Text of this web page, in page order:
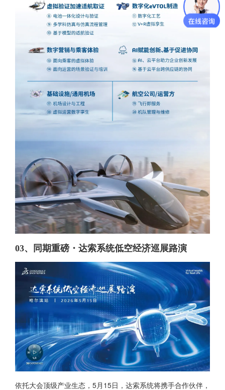
03、同期重磅・达索系统低空经济巡展路演
依托大会顶级产业生态，5月15日，达索系统将携手合作伙伴，